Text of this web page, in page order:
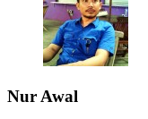
Nur Awal